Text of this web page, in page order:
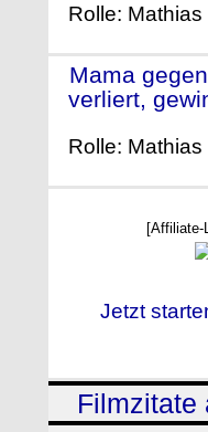
Rolle:
Mama
verliert,
Rolle:
[Affiliate-
Jetzt
Filmzitate